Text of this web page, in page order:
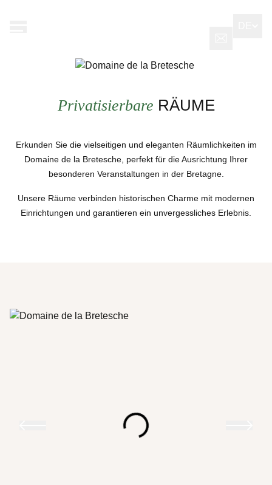
Privatisierbare RÄUME
Erkunden Sie die vielseitigen und eleganten Räumlichkeiten im
Domaine de la Bretesche, perfekt für die Ausrichtung Ihrer
besonderen Veranstaltungen in der Bretagne.
Unsere Räume verbinden historischen Charme mit modernen
Einrichtungen und garantieren ein unvergessliches Erlebnis.